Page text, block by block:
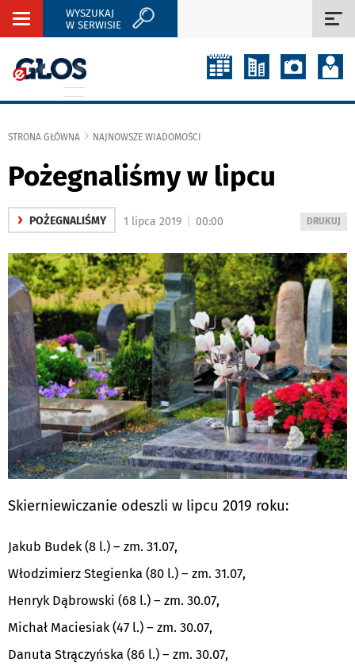
Rozwiń
WYSZUKAJ
W SERWISIE
STRONA GŁÓWNA NAJNOWSZE WIADOMOŚCI
Pożegnaliśmy w lipcu
› POŻEGNALIŚMY
WYDRUKUJ
DO
DRUKUJ
1 lipca 2019 00:00
Skierniewiczanie odeszli w lipcu 2019 roku:
Jakub Budek (8 l.) – zm. 31.07,
Włodzimierz Stegienka (80 l.) – zm. 31.07,
Henryk Dąbrowski (68 l.) – zm. 30.07,
Michał Maciesiak (47 l.) – zm. 30.07,
Danuta Strączyńska (86 l.) – zm. 30.07,